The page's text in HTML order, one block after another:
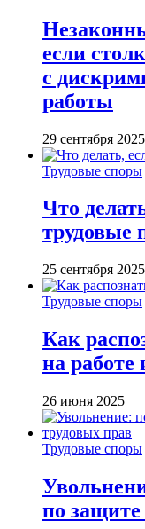
если
с
работы
29 сентября 2025
Трудовые споры
Что
трудовые
25 сентября 2025
Трудовые споры
Как
на работе
26 июня 2025
Трудовые споры
по